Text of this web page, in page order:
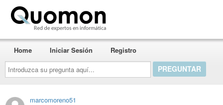
Introduzca
su
pregunta
aquí...
Home Iniciar Sesión Registro
marcomoreno51